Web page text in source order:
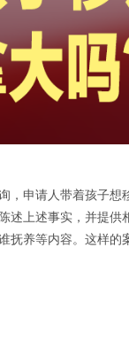
，申请人带着孩子
述上述事实，并提
抚养等内容。这样的